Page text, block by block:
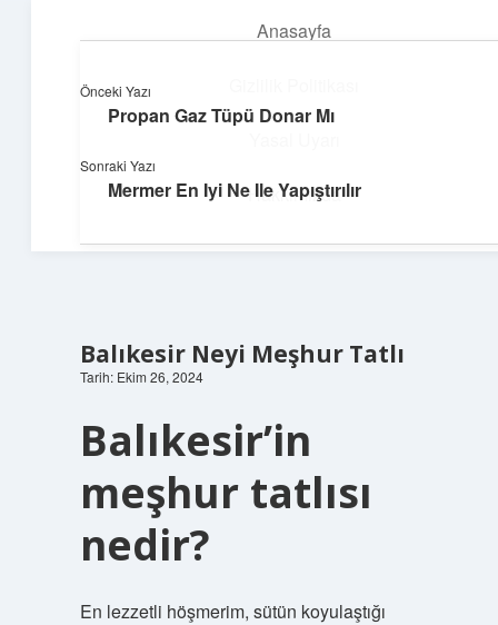
Anasayfa
Hakkımızda
Güneşli Fikir Esintisi
Enerji dolu önerilerle gününü aydınlat!
Balıkesir Neyi Meşhur Tatlı
Tarih: Ekim 26, 2024
Balıkesir’in
meşhur tatlısı
nedir?
En lezzetli höşmerim, sütün koyulaştığı
Önceki Yazı
Propan Gaz Tüpü Donar Mı
Sonraki Yazı
Mermer En Iyi Ne Ile Yapıştırılır